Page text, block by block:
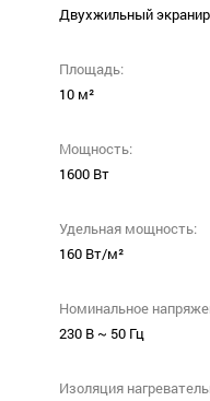
Двухжильный
Площадь:
10 м²
Мощность:
1600 Вт
Удельная мощность:
160 Вт/м²
Номинальное
230 В ~ 50 Гц
Изоляция